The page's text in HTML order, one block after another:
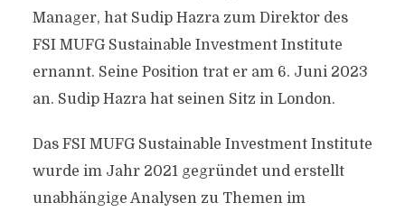
Manager, hat Sudip Hazra zum Direktor des
FSI MUFG Sustainable Investment Institute
ernannt. Seine Position trat er am 6. Juni 2023
an. Sudip Hazra hat seinen Sitz in London.
Das FSI MUFG Sustainable Investment Institute
wurde im Jahr 2021 gegründet und erstellt
unabhängige Analysen zu Themen im